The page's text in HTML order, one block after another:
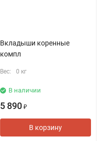
Вкладыши коренные
компл
Вес: 0 кг
В наличии
5 890 ₽
В корзину